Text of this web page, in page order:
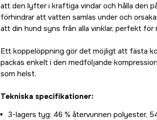
att den lyfter i kraftiga vindar och hålla den
förhindrar att vatten samlas under och
att din hund syns från alla vinklar, perfekt för
Ett koppelöppning gör det möjligt att fästa
packas enkelt i den medföljande
som helst.
Tekniska specifikationer:
3-lagers tyg: 46 % återvunnen polyester,